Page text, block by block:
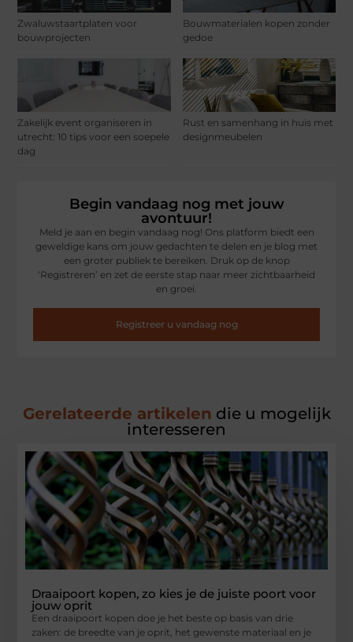
Zwaluwstaartplaten voor
bouwprojecten
Bouwmaterialen kopen zonder
gedoe
Zakelijk event organiseren in
utrecht: 10 tips voor een soepele
dag
Rust en samenhang in huis met
designmeubelen
Begin vandaag nog met jouw
avontuur!
Meld je aan en begin vandaag nog! Ons platform biedt een
geweldige kans om jouw gedachten te delen en je blog met
een groter publiek te bereiken. Druk op de knop
‘Registreren’ en zet de eerste stap naar meer zichtbaarheid
en groei.
Registreer u vandaag nog
Gerelateerde artikelen die u mogelijk
interesseren
Draaipoort kopen, zo kies je de juiste poort voor
jouw oprit
Een draaipoort kopen doe je het beste op basis van drie
zaken: de breedte van je oprit, het gewenste materiaal en je